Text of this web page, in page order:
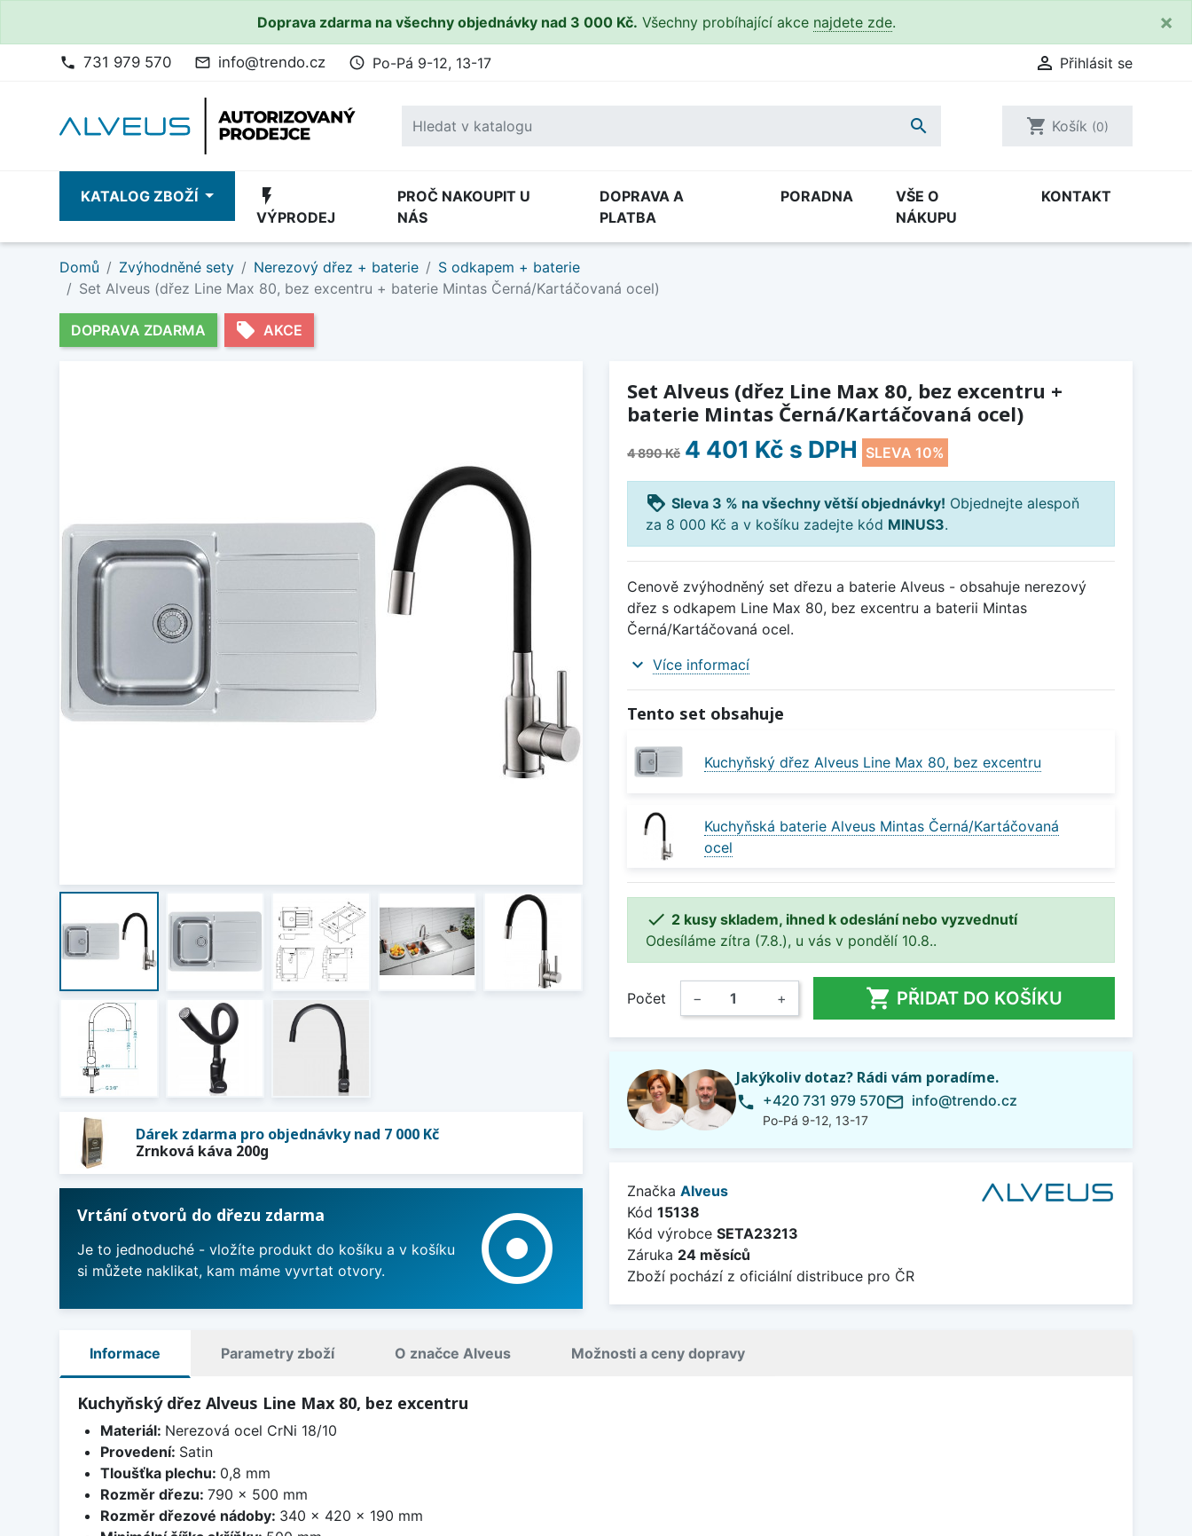
Doprava zdarma na všechny objednávky nad 3 000 Kč. Všechny probíhající akce najdete zde. ×
phone 731 979 570 mail_outline info@trendo.cz access_time Po-Pá 9-12, 13-17  Přihlásit se
 shopping_cart Košík (0)
KATALOG ZBOŽÍ flash_on
VÝPRODEJ
PROČ NAKOUPIT U
NÁS
DOPRAVA A
PLATBA
PORADNA
VŠE O
NÁKUPU
KONTAKT
Domů Zvýhodněné sety Nerezový dřez + baterie
S odkapem + baterie
Set Alveus (dřez Line Max 80, bez excentru + baterie Mintas Černá/Kartáčovaná ocel)
DOPRAVA ZDARMA local_offer AKCE
Dárek zdarma pro objednávky nad 7 000 Kč
Zrnková káva 200g
Vrtání otvorů do dřezu zdarma
Je to jednoduché - vložíte produkt do košíku a v košíku
si můžete naklikat, kam máme vyvrtat otvory.
adjust
Set Alveus (dřez Line Max 80, bez excentru +
baterie Mintas Černá/Kartáčovaná ocel)
4 890 Kč 4 401 Kč s DPH SLEVA 10%
loyalty Sleva 3 % na všechny větší objednávky! Objednejte alespoň
za 8 000 Kč a v košíku zadejte kód MINUS3.
Cenově zvýhodněný set dřezu a baterie Alveus - obsahuje nerezový
dřez s odkapem Line Max 80, bez excentru a baterii Mintas
Černá/Kartáčovaná ocel.
expand_more Více informací
Tento set obsahuje
Kuchyňský dřez Alveus Line Max 80, bez excentru
Kuchyňská baterie Alveus Mintas Černá/Kartáčovaná
ocel
 2 kusy skladem, ihned k odeslání nebo vyzvednutí
Odesíláme zítra (7.8.), u vás v pondělí 10.8..
Počet − +  PŘIDAT DO KOŠÍKU
Jakýkoliv dotaz? Rádi vám poradíme.
phone +420 731 979 570
Po-Pá 9-12, 13-17
mail_outline info@trendo.cz
Značka Alveus
Kód 15138
Kód výrobce SETA23213
Záruka 24 měsíců
Zboží pochází z oficiální distribuce pro ČR
Informace Parametry zboží O značce Alveus Možnosti a ceny dopravy
Kuchyňský dřez Alveus Line Max 80, bez excentru
Materiál: Nerezová ocel CrNi 18/10
Provedení: Satin
Tloušťka plechu: 0,8 mm
Rozměr dřezu: 790 x 500 mm
Rozměr dřezové nádoby: 340 x 420 x 190 mm